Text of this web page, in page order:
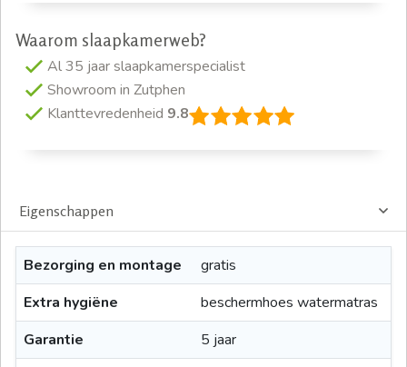
Waarom slaapkamerweb?
Al 35 jaar slaapkamerspecialist
Showroom in Zutphen
Klanttevredenheid 9.8
Eigenschappen
Bezorging en montage
gratis
Extra hygiëne
beschermhoes watermatras
Garantie
5 jaar